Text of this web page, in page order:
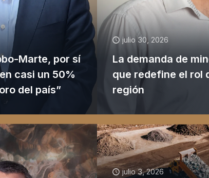
Marte, por sí
casi un 50%
del país”
julio 30, 2026
La demanda de
que redefine el rol
región
julio 3, 2026